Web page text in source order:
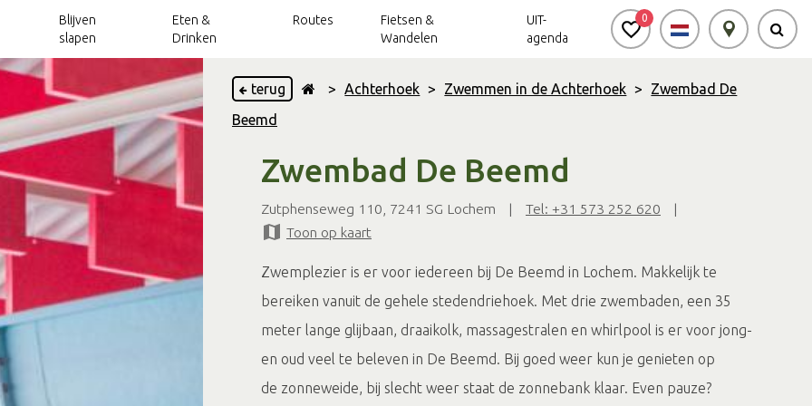
Grensbeleving
Trotse inwoners
Vergaderlocaties, teambuilding en meer
Magazines
Wellness
Groepsactiviteiten
Sport & actief
Arrangementen
Uitjes over de
VVV's en TIP's
Op pad met...
genieten
Blijven
slapen
Vakantieparken
Groepsaccommodaties
Camperverhuur
Arrangementen
Eten &
Drinken
Routes
Handbike- en
rolstoelroutes
Kerkenpaden
Outdoorroutes
Mountainbikeroutes
Klompenpaden
Kinderroutes
Routes langs het
water
Silo Art Tour
routes
Routes langs
kastelen
Meldpunt Routes
Achterhoek
Fietsen &
Wandelen
Achterhoek Routes
Toeristische
OverstapPunten
Fietsarrangementen
Wandelarrangementen
UIT-
agenda
0
terug > Achterhoek > Zwemmen in de Achterhoek >
Zwembad De
Beemd
Zwembad De Beemd
Zutphenseweg 110, 7241 SG Lochem | Tel: +31 573 252 620
|
Toon op kaart
Zwemplezier is er voor iedereen bij De Beemd in Lochem. Makkelijk te
bereiken vanuit de gehele stedendriehoek. Met drie zwembaden, een 35
meter lange glijbaan, draaikolk, massagestralen en whirlpool is er voor jong-
en oud veel te beleven in De Beemd. Bij goed weer kun je genieten op
de zonneweide, bij slecht weer staat de zonnebank klaar. Even pauze?